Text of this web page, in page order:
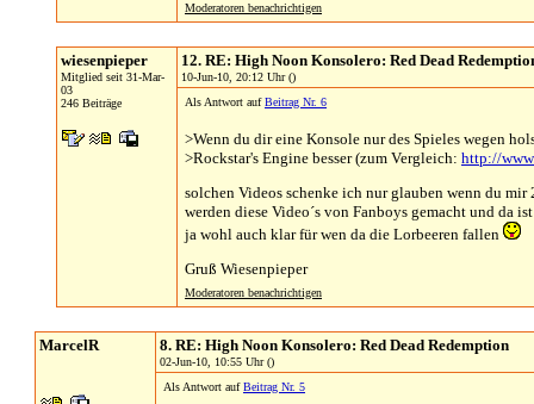
Moderatoren benachrichtigen
wiesenpieper
Mitglied seit 31-Mar-
03
246 Beiträge
12. RE: High Noon Konsolero: Red Dead
10-Jun-10, 20:12 Uhr ()
Als Antwort aufBeitrag Nr. 6
>Wenn du dir eine Konsole nur des Spieles wegen
>Rockstar's Engine besser (zum Vergleich: http://
solchen Videos schenke ich nur glauben wenn du
werden diese Video´s von Fanboys gemacht und da
ja wohl auch klar für wen da die Lorbeeren fallen
Gruß Wiesenpieper
Moderatoren benachrichtigen
MarcelR 8. RE: High Noon Konsolero: Red Dead Redemption
02-Jun-10, 10:55 Uhr ()
Als Antwort aufBeitrag Nr. 5